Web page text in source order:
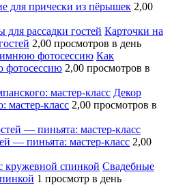
для прически из пёрышек 2,00
Карточки на
2,00 просмотров в день
Как
фотосессию 2,00 просмотров в
Декор
мастер-класс 2,00 просмотров в
— пиньята: мастер-класс 2,00
Свадебные
1 просмотр в день